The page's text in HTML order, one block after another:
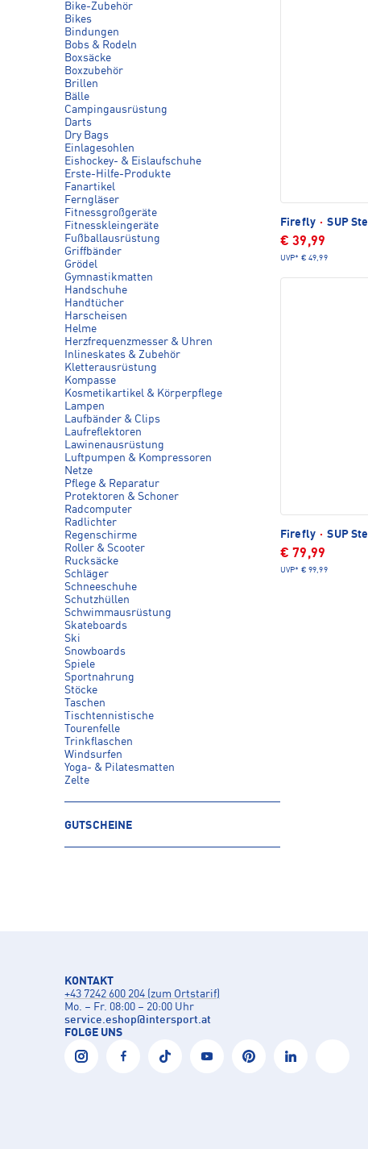
Bike-Zubehör
Bikes
Bindungen
Bobs & Rodeln
Boxsäcke
Boxzubehör
Brillen
Bälle
Campingausrüstung
Darts
Dry Bags
Einlagesohlen
Eishockey- & Eislaufschuhe
Erste-Hilfe-Produkte
Fanartikel
Ferngläser
Fitnessgroßgeräte
Fitnesskleingeräte
Fußballausrüstung
Griffbänder
Grödel
Gymnastikmatten
Handschuhe
Handtücher
Harscheisen
Helme
Herzfrequenzmesser & Uhren
Inlineskates & Zubehör
Kletterausrüstung
Kompasse
Kosmetikartikel & Körperpflege
Lampen
Laufbänder & Clips
Laufreflektoren
Lawinenausrüstung
Luftpumpen & Kompressoren
Netze
Pflege & Reparatur
Protektoren & Schoner
Radcomputer
Radlichter
Regenschirme
Roller & Scooter
Rucksäcke
Schläger
Schneeschuhe
Schutzhüllen
Schwimmausrüstung
Skateboards
Ski
Snowboards
Spiele
Sportnahrung
Stöcke
Taschen
Tischtennistische
Tourenfelle
Trinkflaschen
Windsurfen
Yoga- & Pilatesmatten
Zelte
GUTSCHEINE
Firefly · SUP
€ 39,99
UVP* € 49,99
Firefly · SUP
€ 79,99
UVP* € 99,99
KONTAKT
+43 7242 600 204 (zum Ortstarif)
Mo. – Fr. 08:00 – 20:00 Uhr
service.eshop@intersport.at
FOLGE UNS